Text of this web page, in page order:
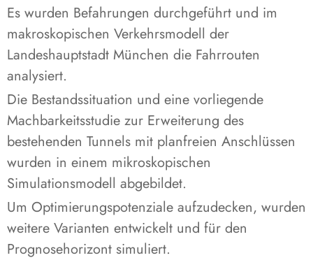
Es wurden Befahrungen durchgeführt und im
makroskopischen Verkehrsmodell der
Landeshauptstadt München die Fahrrouten
analysiert.
Die Bestandssituation und eine vorliegende
Machbarkeitsstudie zur Erweiterung des
bestehenden Tunnels mit planfreien Anschlüssen
wurden in einem mikroskopischen
Simulationsmodell abgebildet.
Um Optimierungspotenziale aufzudecken, wurden
weitere Varianten entwickelt und für den
Prognosehorizont simuliert.